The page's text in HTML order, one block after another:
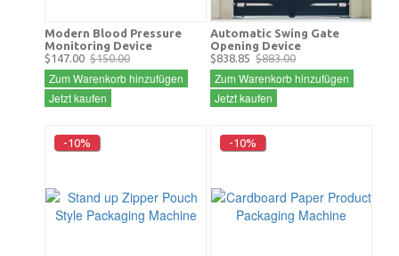
Modern Blood Pressure
Monitoring Device
$147.00 $150.00
Zum Warenkorb hinzufügen
Jetzt kaufen
Automatic Swing Gate
Opening Device
$838.85 $883.00
Zum Warenkorb hinzufügen
Jetzt kaufen
-10% -10%